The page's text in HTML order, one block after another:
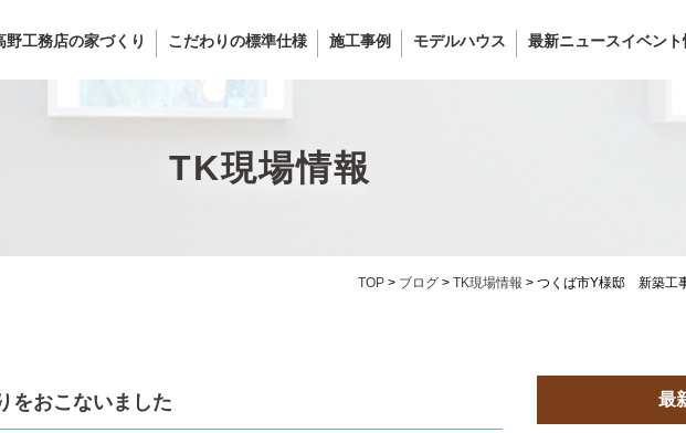
野工務店の家づくり こだわりの標準仕様 施工事例 モデルハウス 最新ニュースイベント
TK現場情報
TOP> ブログ> TK現場情報 > つくば市Y様邸 新築工
おこないました 最